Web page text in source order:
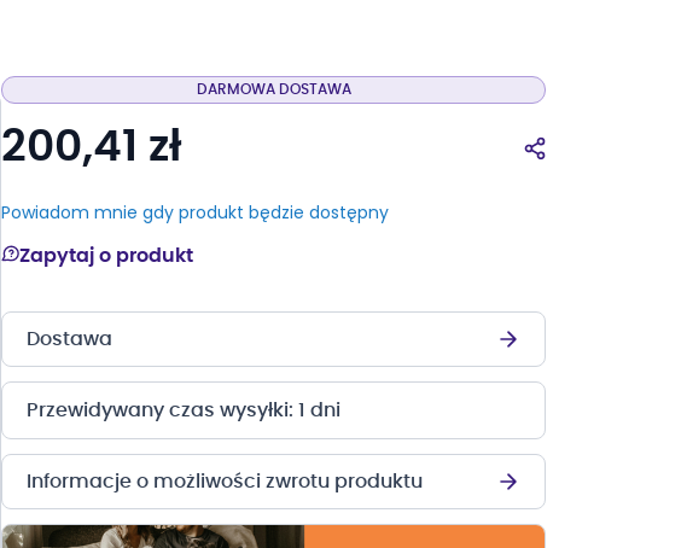
DARMOWA DOSTAWA
200,41 zł
Powiadom mnie gdy produkt będzie dostępny
Zapytaj o produkt
Dostawa
Przewidywany czas wysyłki: 1 dni
Informacje o możliwości zwrotu produktu